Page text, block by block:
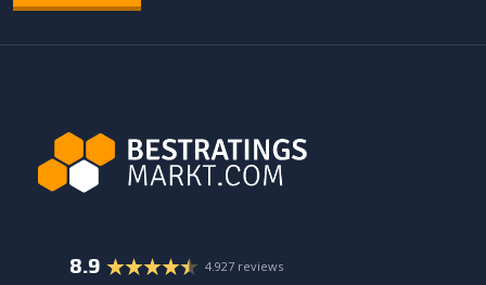
8.9 4.927 reviews